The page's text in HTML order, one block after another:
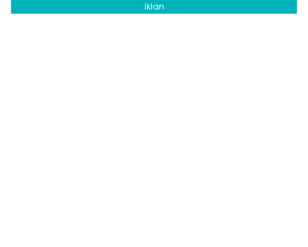
Iklan